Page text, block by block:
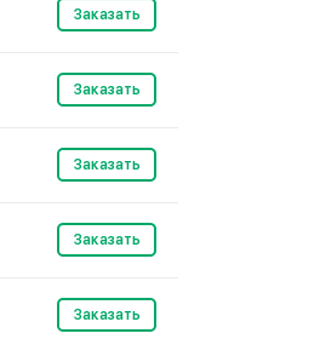
Заказать
Заказать
Заказать
Заказать
Заказать